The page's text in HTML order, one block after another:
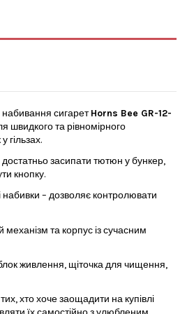
сигаретHorns Bee GR-12-
швидкого та рівномірного
гільзах.
засипати тютюн у бункер,
кнопку.
– дозволяє контролювати
механізм та корпус із сучасним
живлення, щіточка для чищення,
хто хоче заощадити на купівлі